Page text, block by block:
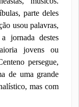
parte deles
usou palavras,
jornada destes
jovens ou
persegue,
de uma grande
mas com